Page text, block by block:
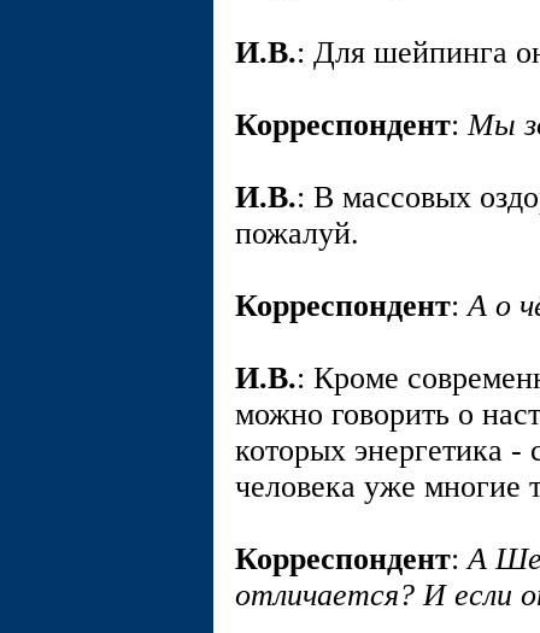
И.В.: Для шейпинга
Корреспондент:Мы
И.В.: В массовых
пожалуй.
Корреспондент:А о
И.В.: Кроме
можно говорить о
которых энергетика -
человека уже многие
Корреспондент:А
отличается? И если